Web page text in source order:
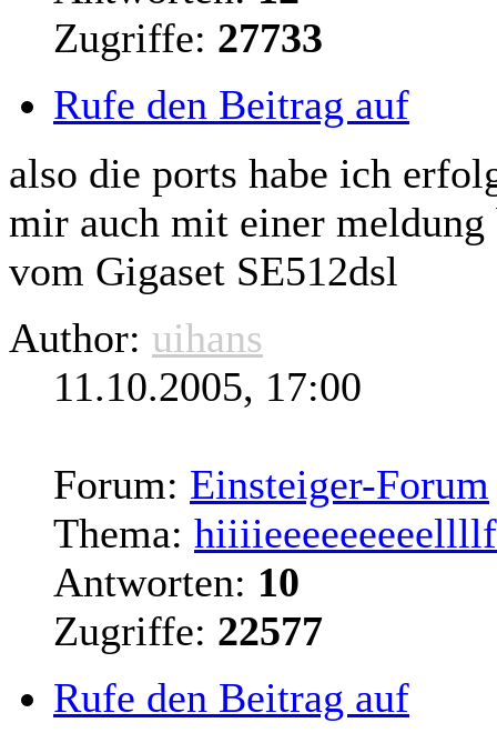
Zugriffe: 27733
Rufe den Beitrag auf
also die ports habe ich
mir auch mit einer meldung
vom Gigaset SE512dsl
Author: uihans
11.10.2005, 17:00
Forum: Einsteiger-Forum
Thema:
Antworten: 10
Zugriffe: 22577
Rufe den Beitrag auf